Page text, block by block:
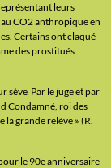
leurs
CO2 anthropique en
Certains ont claqué
des prostitués
sève Par le juge et par
Condamné, roi des
la grande relève » (R.
le 90e anniversaire